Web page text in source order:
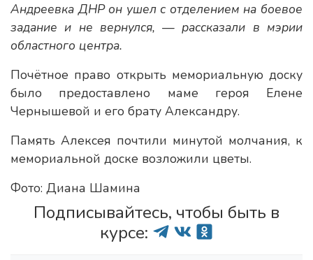
Андреевка ДНР он ушел с отделением на боевое
задание и не вернулся, — рассказали в мэрии
областного центра.
Почётное право открыть мемориальную доску
было предоставлено маме героя Елене
Чернышевой и его брату Александру.
Память Алексея почтили минутой молчания, к
мемориальной доске возложили цветы.
Фото: Диана Шамина
Подписывайтесь, чтобы быть в
курсе: